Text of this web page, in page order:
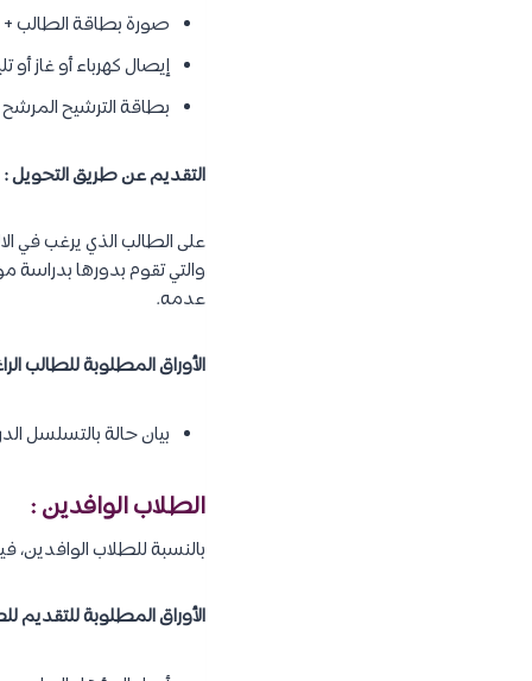
صورة بطاقة الطالب +
إيصال كهرباء أو غاز أو
بطاقة الترشيح
التقديم عن طريق التحويل :
على الطالب الذي يرغب في
والتي تقوم بدورها
عدمه.
الأوراق المطلوبة للطالب
بيان حالة بالتسلسل
الطلاب الوافدين :
بالنسبة للطلاب
الأوراق المطلوبة للتقديم